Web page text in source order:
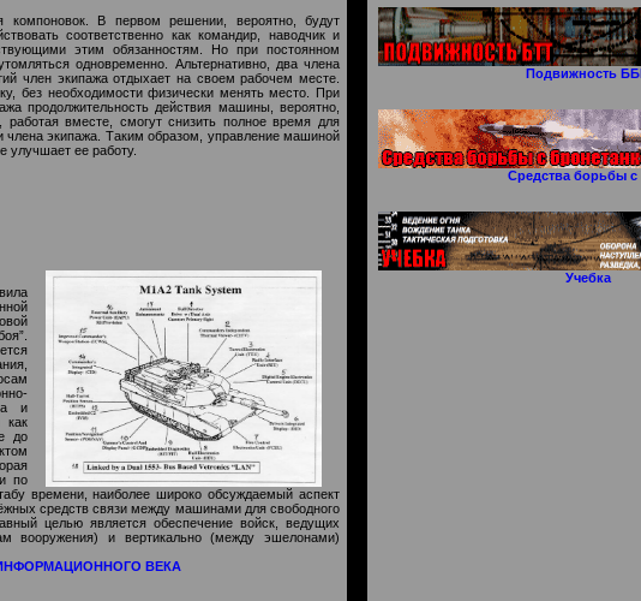
компоновок. В первом решении, вероятно, будут
соответственно как командир, наводчик и
этим обязанностям. Но при постоянном
одновременно. Альтернативно, два члена
член экипажа отдыхает на своем рабочем месте.
без необходимости физически менять место. При
продолжительность действия машины, вероятно,
работая вместе, смогут снизить полное время для
члена экипажа. Таким образом, управление машиной
улучшает ее работу.
и
как
до
по
времени, наиболее широко обсуждаемый аспект
средств связи между машинами для свободного
целью является обеспечение войск, ведущих
вооружения) и вертикально (между эшелонами)
ВЕКА
Подвижность
Средства борьбы
Учебка